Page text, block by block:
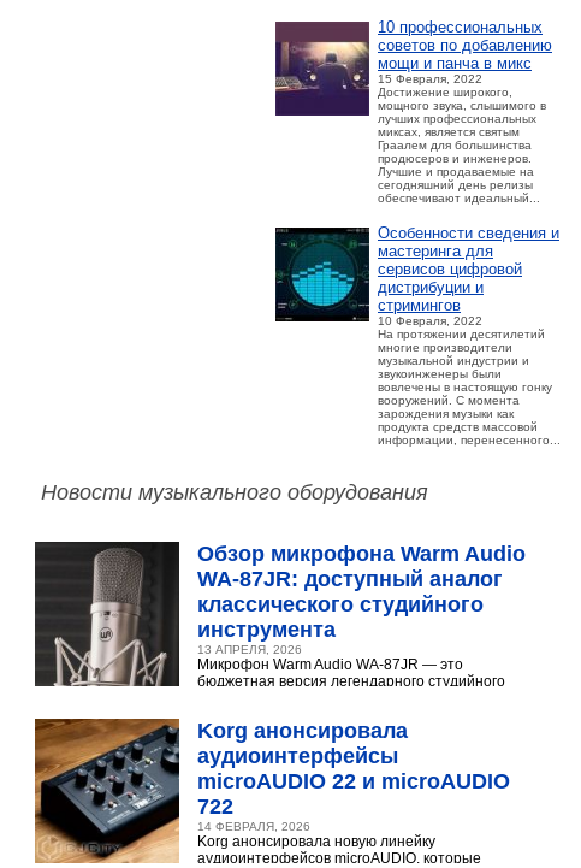
10 профессиональных
советов по добавлению
мощи и панча в микс
15 Февраля, 2022
Достижение широкого,
мощного звука, слышимого в
лучших профессиональных
миксах, является святым
Граалем для большинства
продюсеров и инженеров.
Лучшие и продаваемые на
сегодняшний день релизы
обеспечивают идеальный...
Особенности сведения и
мастеринга для
сервисов цифровой
дистрибуции и
стримингов
10 Февраля, 2022
На протяжении десятилетий
многие производители
музыкальной индустрии и
звукоинженеры были
вовлечены в настоящую гонку
вооружений. С момента
зарождения музыки как
продукта средств массовой
информации, перенесенного...
Новости музыкального оборудования
Обзор микрофона Warm Audio
WA‑87JR: доступный аналог
классического студийного
инструмента
13 АПРЕЛЯ, 2026
Микрофон Warm Audio WA‑87JR — это
бюджетная версия легендарного студийного
Korg анонсировала
аудиоинтерфейсы
microAUDIO 22 и microAUDIO
722
14 ФЕВРАЛЯ, 2026
Korg анонсировала новую линейку
аудиоинтерфейсов microAUDIO, которые